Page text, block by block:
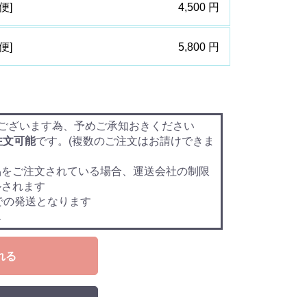
] 4,500 円
] 5,800 円
ざいます為、予めご承知おきください
文可能です。(複数のご注文はお請けできま
ご注文されている場合、運送会社の制限
れます
の発送となります
る